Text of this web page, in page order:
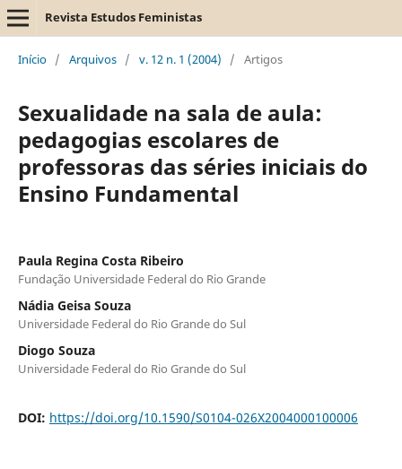
Revista Estudos Feministas
Início / Arquivos / v. 12 n. 1 (2004) / Artigos
Sexualidade na sala de aula:
pedagogias escolares de
professoras das séries iniciais do
Ensino Fundamental
Paula Regina Costa Ribeiro
Fundação Universidade Federal do Rio Grande
Nádia Geisa Souza
Universidade Federal do Rio Grande do Sul
Diogo Souza
Universidade Federal do Rio Grande do Sul
DOI: https://doi.org/10.1590/S0104-026X2004000100006